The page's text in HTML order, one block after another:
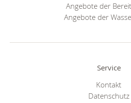
Angebote der
Angebote der
Service
Kontakt
Datenschutz